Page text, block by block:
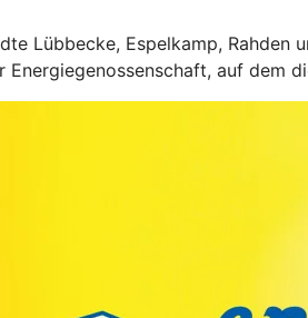
Lübbecke, Espelkamp,
auf dem